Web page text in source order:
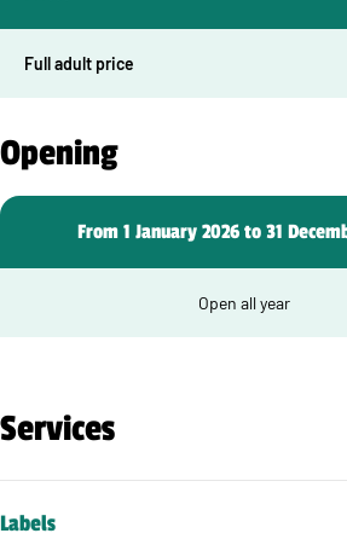
Full adult price
Opening
From 1 January 2026 to 31
Open all year
Services
Labels